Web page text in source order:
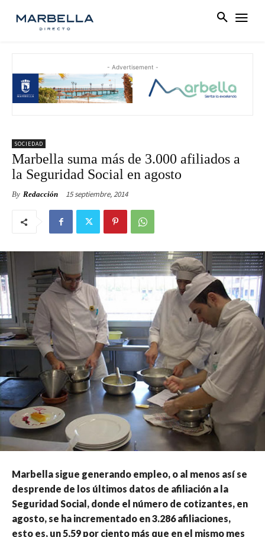
- Advertisement -
SOCIEDAD
Marbella suma más de 3.000 afiliados a
la Seguridad Social en agosto
By Redacción 15 septiembre, 2014
Marbella sigue generando empleo, o al menos así se
desprende de los últimos datos de afiliación a la
Seguridad Social, donde el número de cotizantes, en
agosto, se ha incrementado en 3.286 afiliaciones,
esto es, un 5,59 por ciento más que en el mismo mes